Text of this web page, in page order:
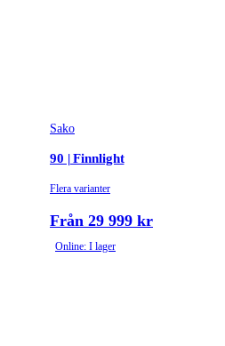
Sako
90 | Finnlight
Flera varianter
Från 29 999 kr
Online: I lager